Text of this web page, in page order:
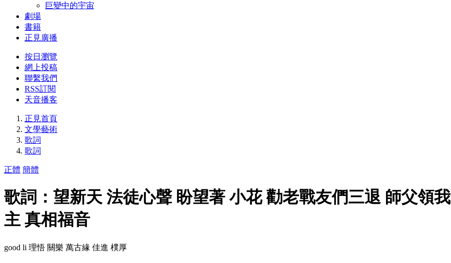
巨變中的宇宙
劇場
書籍
正見廣播
按日瀏覽
網上投稿
聯繫我們
RSS訂閱
天音播客
正見首頁
文學藝術
歌詞
歌詞
正體 簡體
歌詞：望新天 法徒心聲 盼望著 小花 勸老戰友們三退 師父領
主 真相福音
good li 理悟 ​​​​​​​關樂 萬古緣 佳進 樸厚